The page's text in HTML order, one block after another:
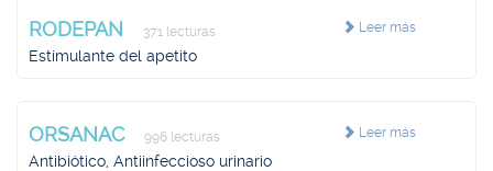
Leer más
RODEPAN 371 lecturas
Estimulante del apetito
Leer más
ORSANAC 996 lecturas
Antibiótico, Antiinfeccioso urinario